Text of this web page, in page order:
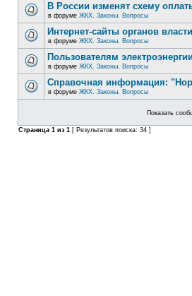
В России изменят схему
в форуме ЖКХ. Законы. Вопросы
Интернет-сайты органов
в форуме ЖКХ. Законы. Вопросы
Пользователям электроэнергии
в форуме ЖКХ. Законы. Вопросы
Справочная информация:
в форуме ЖКХ. Законы. Вопросы
Показать
Страница 1 из 1 [ Результатов поиска: 34 ]